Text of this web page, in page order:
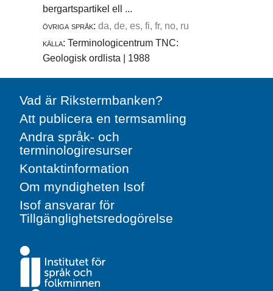
bergartspartikel ell ...
övriga språk: da, de, es, fi, fr, no, ru
källa: Terminologicentrum TNC:
Geologisk ordlista | 1988
Vad är Rikstermbanken?
Att publicera en termsamling
Andra språk- och
terminologiresurser
Kontaktinformation
Om myndigheten Isof
Isof ansvarar för
Tillgänglighetsredogörelse